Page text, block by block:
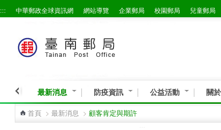
跳到主要內容區塊
::: 中華郵政全球資訊網 網站導覽 企業郵局 校園郵局 兒童郵局
最新消息 防疫資訊 公益活動 關
首頁 > 最新消息 > 顧客肯定與期許